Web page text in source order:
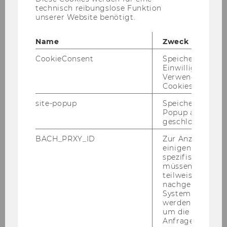
Dezember 2020, 13. Stück
Mitteilungsblatt vom 23.
Dezember 2020, 14. Stück
Mitteilungsblatt vom 30.
Dezember 2020, 15. Stück
Jänner 2021
Mitteilungsblatt vom 07.
Jänner 2021, 16. Stück
Mitteilungsblatt vom 13.
Jänner 2021, 17. Stück
Mitteilungsblatt vom 20.
Jänner 2021, 18. Stück
Mitteilungsblatt vom 27.
Jänner 2021, 19. Stück
technisch reibungslose Funktion
unserer Website benötigt.
Name
Zweck
CookieConsent
Speichert Ihre
Einwilligung zur
Verwendung von
Cookies.
site-popup
Speichert ob ein
Popup
geschlossen
BACH_PRXY_ID
Zur Anzeige von
einigen WU-
spezifischen
müssen
teilweise von
nachgelagerten
System
werden.
um die Antwort
Anfrage